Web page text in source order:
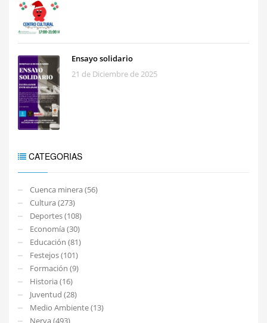
Ensayo solidario
21 de Diciembre de 2025
CATEGORIAS
Cuenca minera (56)
Cultura (273)
Deportes (108)
Economía (30)
Educación (81)
Festejos (101)
Formación (9)
Historia (16)
Juventud (28)
Medio Ambiente (13)
Nerva (493)